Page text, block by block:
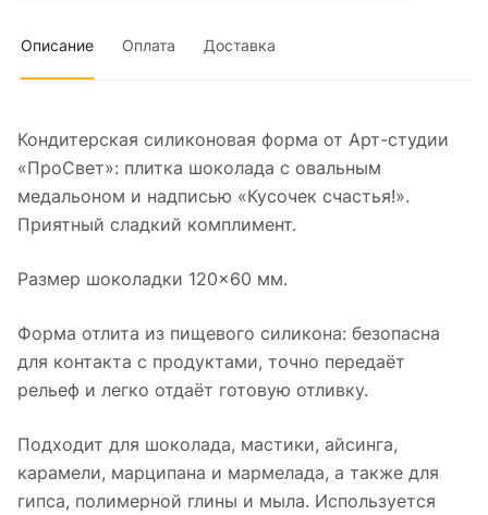
Описание Оплата Доставка
Кондитерская силиконовая форма от Арт-студии
«ПроСвет»: плитка шоколада с овальным
медальоном и надписью «Кусочек счастья!».
Приятный сладкий комплимент.
Размер шоколадки 120×60 мм.
Форма отлита из пищевого силикона: безопасна
для контакта с продуктами, точно передаёт
рельеф и легко отдаёт готовую отливку.
Подходит для шоколада, мастики, айсинга,
карамели, марципана и мармелада, а также для
гипса, полимерной глины и мыла. Используется